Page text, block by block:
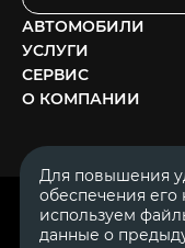
АВТОМОБИЛИ
УСЛУГИ
СЕРВИС
О КОМПАНИИ
© 2007—2026 «Диалог
ОГРН 1111644005153
ИНН 1644062657
Для повышения
обеспечения
используем
данные о